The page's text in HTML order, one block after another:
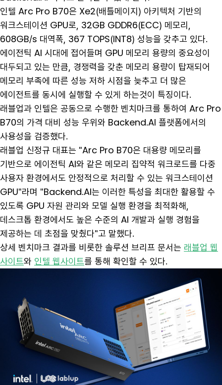
인텔 Arc Pro B70은 Xe2(배틀메이지) 아키텍처 기반의
워크스테이션 GPU로, 32GB GDDR6(ECC) 메모리,
608GB/s 대역폭, 367 TOPS(INT8) 성능을 갖추고 있다.
에이전틱 AI 시대에 접어들며 GPU 메모리 용량의 중요성이
대두되고 있는 만큼, 경쟁력을 갖춘 메모리 용량이 탑재되어
메모리 부족에 따른 성능 저하 시점을 늦추고 더 많은
에이전트를 동시에 실행할 수 있게 하는것이 특징이다.
래블업과 인텔은 공동으로 수행한 벤치마크를 통하여 Arc Pro
B70의 가격 대비 성능 우위와 Backend.AI 플랫폼에서의
사용성을 검증했다.
래블업 신정규 대표는 "Arc Pro B70은 대용량 메모리를
기반으로 에이전틱 AI와 같은 메모리 집약적 워크로드를 다중
사용자 환경에서도 안정적으로 처리할 수 있는 워크스테이션
GPU"라며 "Backend.AI는 이러한 특성을 최대한 활용할 수
있도록 GPU 자원 관리와 모델 실행 환경을 최적화해,
데스크톱 환경에서도 높은 수준의 AI 개발과 실행 경험을
제공하는 데 초점을 맞췄다"고 말했다.
상세 벤치마크 결과를 비롯한 솔루션 브리프 문서는 래블업 웹
사이트와 인텔 웹사이트를 통해 확인할 수 있다.